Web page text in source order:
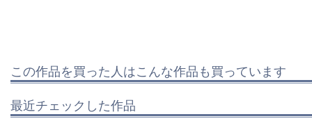
この作品を買った人はこんな作品も買っています
最近チェックした作品